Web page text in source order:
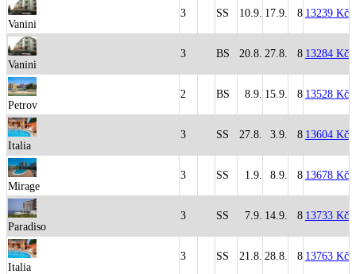
Vanini
3 SS 10.9. 17.9. 8 13239 Kč
Vanini
3 BS 20.8. 27.8. 8 13284 Kč
Petrov
2 BS 8.9. 15.9. 8 13528 Kč
Italia
3 SS 27.8. 3.9. 8 13604 Kč
Mirage
3 SS 1.9. 8.9. 8 13678 Kč
Paradiso
3 SS 7.9. 14.9. 8 13733 Kč
Italia
3 SS 21.8. 28.8. 8 13763 Kč